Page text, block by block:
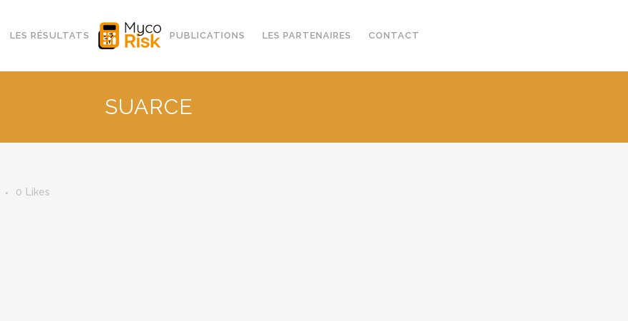
LES RÉSULTATS PUBLICATIONS LES PARTENAIRES CONTACT
SUARCE
0 Likes